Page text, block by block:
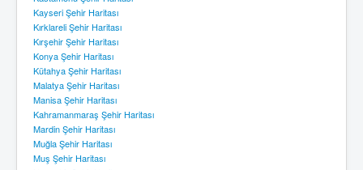
Kayseri Şehir Haritası
Kırklareli Şehir Haritası
Kırşehir Şehir Haritası
Konya Şehir Haritası
Kütahya Şehir Haritası
Malatya Şehir Haritası
Manisa Şehir Haritası
Kahramanmaraş Şehir Haritası
Mardin Şehir Haritası
Muğla Şehir Haritası
Muş Şehir Haritası